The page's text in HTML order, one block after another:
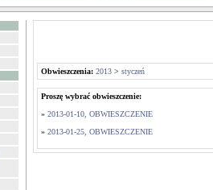
Obwieszczenia: 2013 > styczeń
Proszę wybrać obwieszczenie:
» 2013-01-10, OBWIESZCZENIE
» 2013-01-25, OBWIESZCZENIE